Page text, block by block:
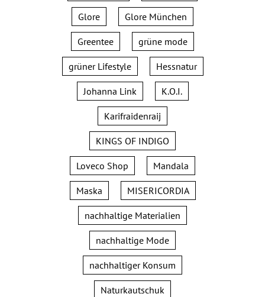
Glore Glore München
Greentee grüne mode
grüner Lifestyle Hessnatur
Johanna Link K.O.I.
Karifraidenraij
KINGS OF INDIGO
Loveco Shop Mandala
Maska MISERICORDIA
nachhaltige Materialien
nachhaltige Mode
nachhaltiger Konsum
Naturkautschuk